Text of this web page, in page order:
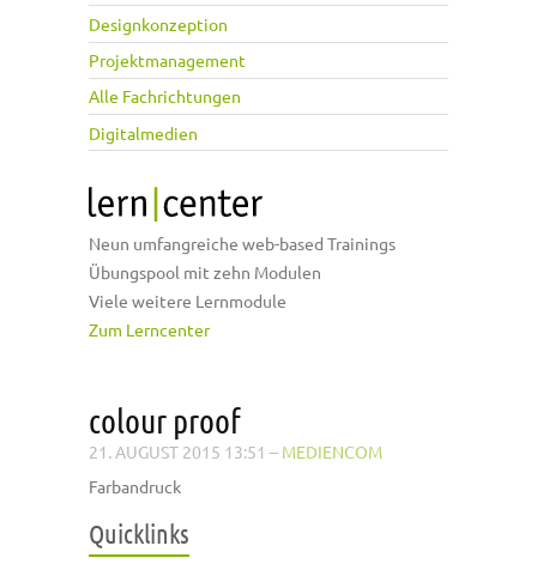
Designkonzeption
Projektmanagement
Alle Fachrichtungen
Digitalmedien
Neun umfangreiche web-based Trainings
Übungspool mit zehn Modulen
Viele weitere Lernmodule
Zum Lerncenter
colour proof
21. AUGUST 2015 13:51 – MEDIENCOM
Farbandruck
Quicklinks